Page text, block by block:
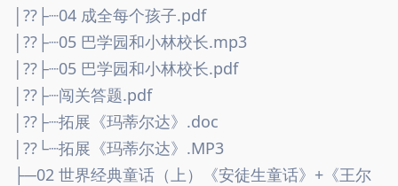
│??├┈04 成全每个孩子.pdf
│??├┈05 巴学园和小林校长.mp3
│??├┈05 巴学园和小林校长.pdf
│??├┈闯关答题.pdf
│??├┈拓展《玛蒂尔达》.doc
│??└┈拓展《玛蒂尔达》.MP3
├─02 世界经典童话（上）《安徒生童话》+《王尔